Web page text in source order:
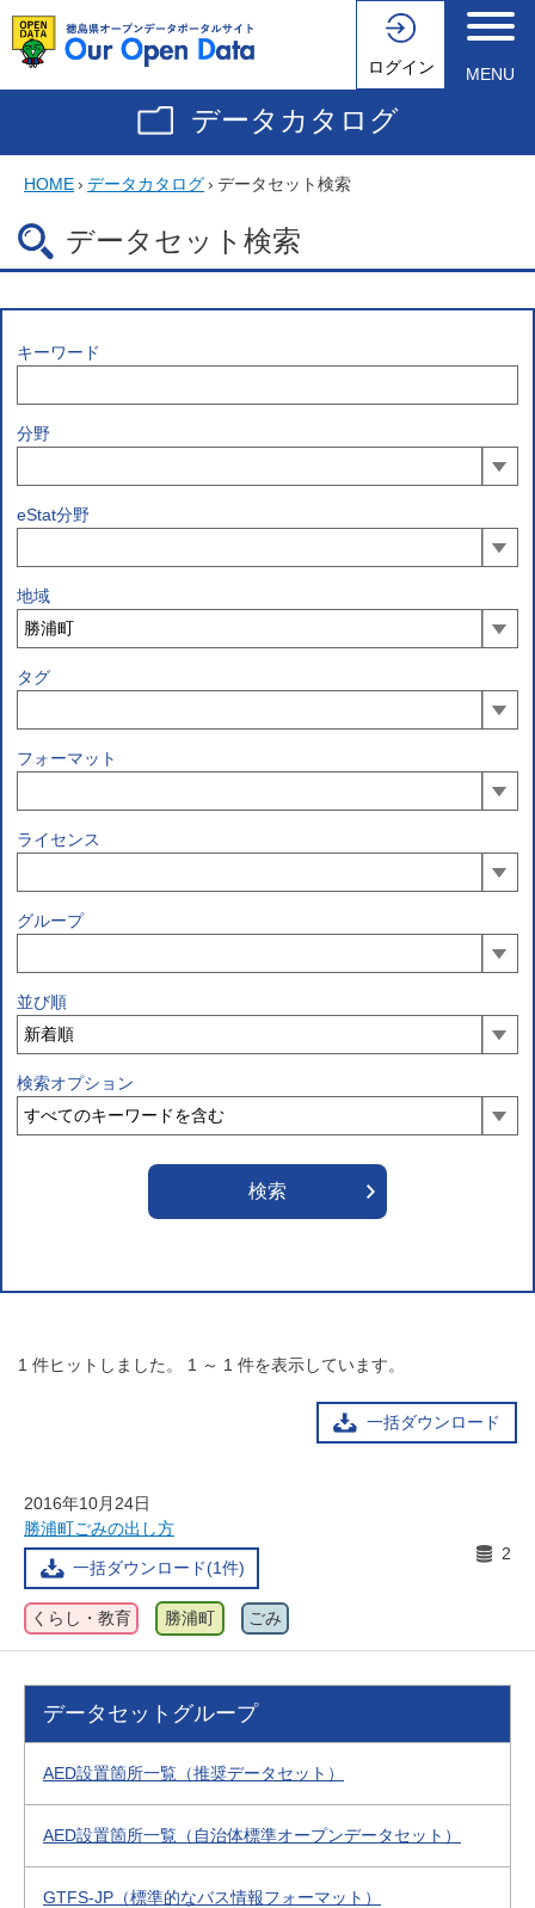
ログイン MENU
データカタログ
HOME› データカタログ› データセット検索
データセット検索
キーワード
分野
eStat分野
地域
タグ
フォーマット
ライセンス
グループ
並び順
検索オプション
1 件ヒットしました。 1 ～ 1 件を表示しています。
一括ダウンロード
2016年10月24日
勝浦町ごみの出し方
一括ダウンロード(1件)
2
くらし・教育 勝浦町 ごみ
データセットグループ
AED設置箇所一覧（推奨データセット）
AED設置箇所一覧（自治体標準オープンデータセット）
GTFS-JP（標準的なバス情報フォーマット）